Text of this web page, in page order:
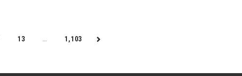
13 … 1,103 NEXT